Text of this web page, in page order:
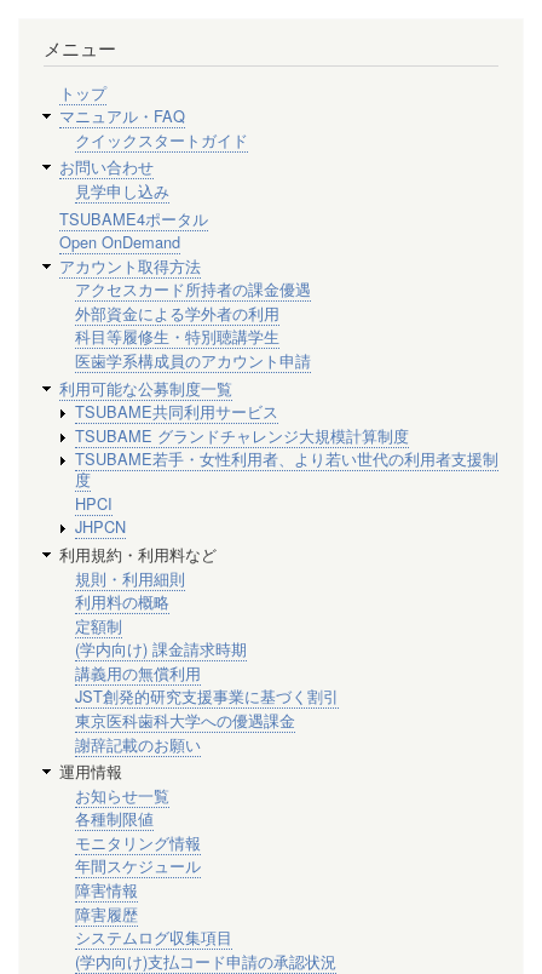
メニュー
トップ
マニュアル・FAQ
クイックスタートガイド
お問い合わせ
見学申し込み
TSUBAME4ポータル
Open OnDemand
アカウント取得方法
アクセスカード所持者の課金優遇
外部資金による学外者の利用
科目等履修生・特別聴講学生
医歯学系構成員のアカウント申請
利用可能な公募制度一覧
TSUBAME共同利用サービス
TSUBAME グランドチャレンジ大規模計算制度
TSUBAME若手・女性利用者、より若い世代の利用者支援制
度
HPCI
JHPCN
利用規約・利用料など
規則・利用細則
利用料の概略
定額制
(学内向け) 課金請求時期
講義用の無償利用
JST創発的研究支援事業に基づく割引
東京医科歯科大学への優遇課金
謝辞記載のお願い
運用情報
お知らせ一覧
各種制限値
モニタリング情報
年間スケジュール
障害情報
障害履歴
システムログ収集項目
(学内向け)支払コード申請の承認状況